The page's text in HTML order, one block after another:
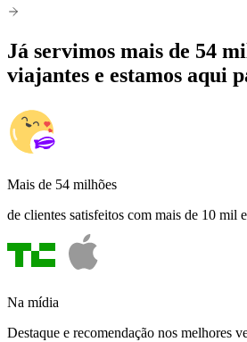
Já servimos mais de 54
viajantes e estamos aqui
Mais de 54 milhões
de clientes satisfeitos com mais de 10 mil
Na mídia
Destaque e recomendação nos melhores